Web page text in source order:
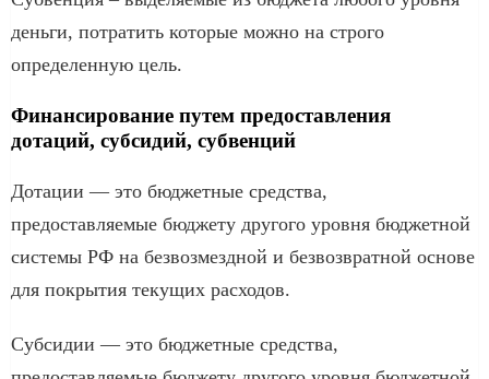
деньги, потратить которые можно на строго
определенную цель.
Финансирование путем предоставления
дотаций, субсидий, субвенций
Дотации — это бюджетные средства,
предоставляемые бюджету другого уровня бюджетной
системы РФ на безвозмездной и безвозвратной основе
для покрытия текущих расходов.
Субсидии — это бюджетные средства,